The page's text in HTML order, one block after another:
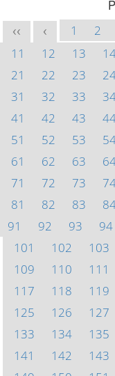
<< < 1 2
11
12 13
21
22 23
31
32 33
41
42 43
51
52 53
61
62 63
71
72 73
81
82 83
91
92 93 94
101
102 103
109
110 111
117
118 119
125
126 127
133
134 135
141
142 143